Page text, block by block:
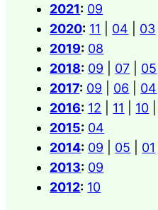
2021: 09
2020: 11 04 03
2019: 08
2018: 09 07 05
2017: 09 06 04
2016: 12 11 10
2015: 04
2014: 09 05
01
2013: 09
2012: 10